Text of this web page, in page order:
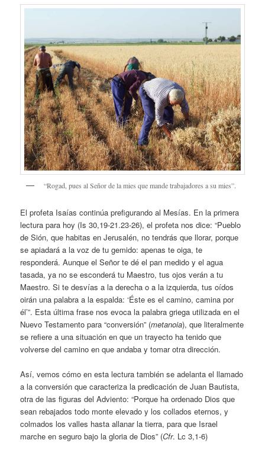
“Rogad, pues al Señor de la mies que mande trabajadores a su mies”.
El profeta Isaías continúa prefigurando al Mesías. En la primera
lectura para hoy (Is 30,19-21.23-26), el profeta nos dice: “Pueblo
de Sión, que habitas en Jerusalén, no tendrás que llorar, porque
se apiadará a la voz de tu gemido: apenas te oiga, te
responderá. Aunque el Señor te dé el pan medido y el agua
tasada, ya no se esconderá tu Maestro, tus ojos verán a tu
Maestro. Si te desvías a la derecha o a la izquierda, tus oídos
oirán una palabra a la espalda: ‘Éste es el camino, camina por
él’”. Esta última frase nos evoca la palabra griega utilizada en el
Nuevo Testamento para “conversión” (metanoia), que literalmente
se refiere a una situación en que un trayecto ha tenido que
volverse del camino en que andaba y tomar otra dirección.
Así, vemos cómo en esta lectura también se adelanta el llamado
a la conversión que caracteriza la predicación de Juan Bautista,
otra de las figuras del Adviento: “Porque ha ordenado Dios que
sean rebajados todo monte elevado y los collados eternos, y
colmados los valles hasta allanar la tierra, para que Israel
marche en seguro bajo la gloria de Dios” (Cfr. Lc 3,1-6)